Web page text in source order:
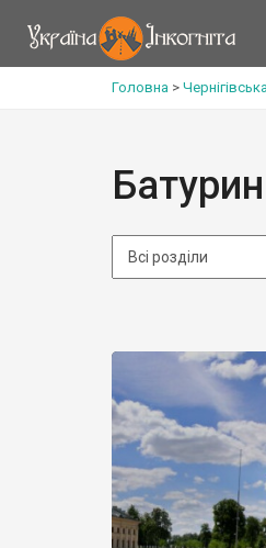
Головна >
Батурин